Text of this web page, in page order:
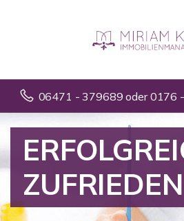
06471 - 379689 oder 0176
ZUFRIEDEN